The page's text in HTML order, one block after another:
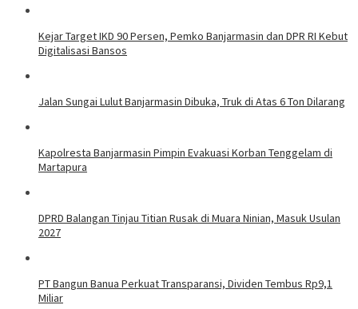
Kejar Target IKD 90 Persen, Pemko Banjarmasin dan DPR RI Kebut
Digitalisasi Bansos
Jalan Sungai Lulut Banjarmasin Dibuka, Truk di Atas 6 Ton Dilarang
Kapolresta Banjarmasin Pimpin Evakuasi Korban Tenggelam di
Martapura
DPRD Balangan Tinjau Titian Rusak di Muara Ninian, Masuk Usulan
2027
PT Bangun Banua Perkuat Transparansi, Dividen Tembus Rp9,1
Miliar